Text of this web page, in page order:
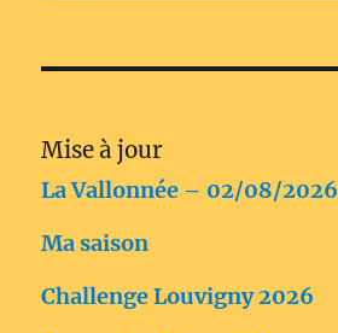
Mise à jour
La Vallonnée – 02/08/2026
Ma saison
Challenge Louvigny 2026